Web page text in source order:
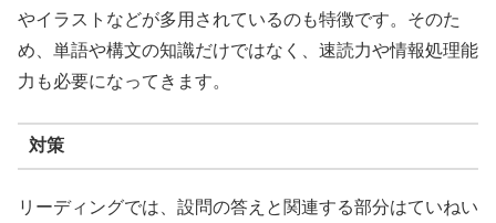
やイラストなどが多用されているのも特徴です。そのた
め、単語や構文の知識だけではなく、速読力や情報処理能
力も必要になってきます。
対策
リーディングでは、設問の答えと関連する部分はていねい